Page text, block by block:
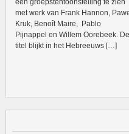
een groepstentoonstelling te zien
met werk van Frank Hannon,
Kruk, Benoît Maire, Pablo
Pijnappel en Willem Oorebeek. De
titel blijkt in het Hebreeuws […]